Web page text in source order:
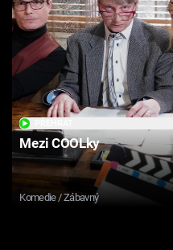
Mezi COOLky
Komedie / Zábavný